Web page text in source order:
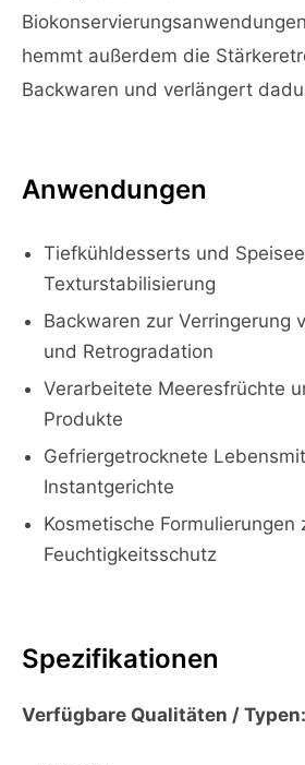
hemmt außerdem die
Backwaren und verlängert
Anwendungen
Tiefkühldesserts und
Texturstabilisierung
Backwaren zur Verringerung
und Retrogradation
Verarbeitete Meeresfrüchte
Produkte
Gefriergetrocknete
Instantgerichte
Kosmetische Formulierungen
Feuchtigkeitsschutz
Spezifikationen
Verfügbare Qualitäten / Typen: